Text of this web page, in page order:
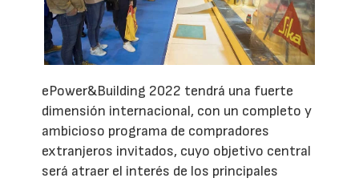
ePower&Building 2022 tendrá una fuerte
dimensión internacional, con un completo y
ambicioso programa de compradores
extranjeros invitados, cuyo objetivo central
será atraer el interés de los principales